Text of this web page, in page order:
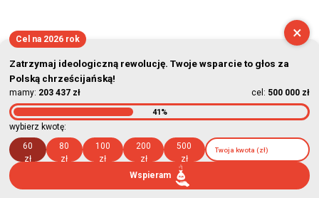
×
Cel na 2026 rok
Zatrzymaj ideologiczną rewolucję. Twoje wsparcie to głos za
Polską chrześcijańską!
mamy: 203 437 zł cel: 500 000 zł
41%
wybierz kwotę:
60
zł
80
zł
100
zł
200
zł
500
zł
Wspieram